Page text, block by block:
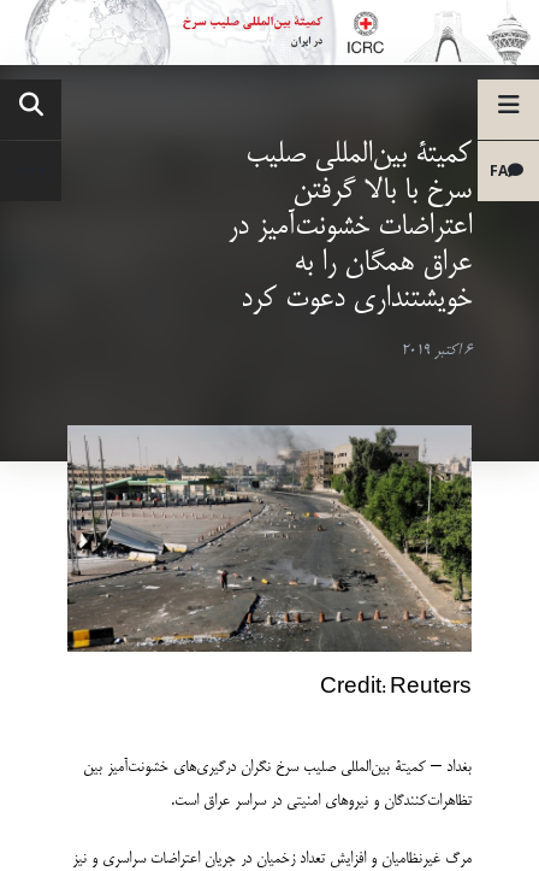
FA
کمیتۀ بین‌المللی صلیب
سرخ با بالا گرفتن
اعتراضات خشونت‌آمیز در
عراق همگان را به
خویشتنداری دعوت کرد
6 اکتبر 2019
Credit: Reuters
بغداد – کمیتۀ بین‌المللی صلیب سرخ نگران درگیری‌های خشونت‌آمیز بین
تظاهرات‌کنندگان و نیروهای امنیتی در سراسر عراق است.
مرگ غیرنظامیان و افزایش تعداد زخمیان در جریان اعتراضات سراسری و نیز